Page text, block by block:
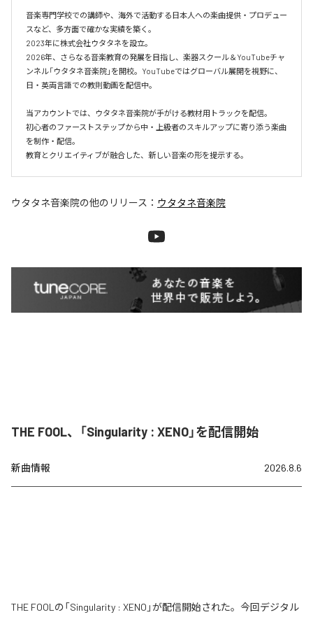
音楽専門学校での講師や、海外で活動する日本人への楽曲提供・プロデュー
スなど、多方面で確かな実績を築く。
2023年に株式会社ウタタネを設立。
2026年、さらなる音楽教育の発展を目指し、楽器スクール＆YouTubeチャ
ンネル「ウタタネ音楽院」を開校。YouTubeではグローバル展開を視野に、
日・英両言語での教則動画を配信中。
当アカウントでは、ウタタネ音楽院が手がける教材用トラックを配信。
初心者のファーストステップから中・上級者のスキルアップに寄り添う楽曲
を制作・配信。
ウタタネ音楽院の他のリリース： ウタタネ音楽院
THE FOOL、「Singularity : XENO」を配信開始
新曲情報 2026.8.6
THE FOOLの「Singularity : XENO」が配信開始された。今回デジタル